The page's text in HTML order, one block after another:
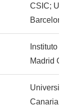
CSIC;
Barcelona
Instituto
Madrid
Canaria